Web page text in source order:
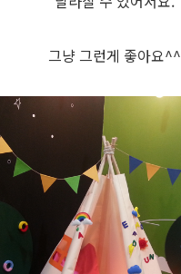
그냥 그런게 좋아요^^